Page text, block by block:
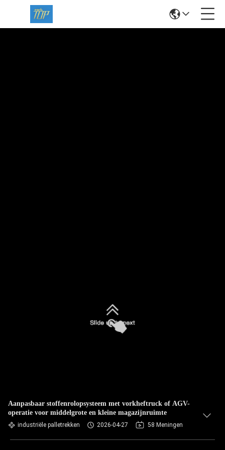
Aanpasbaar stoffenrolopsysteem met vorkheftruck of AGV-
operatie voor middelgrote en kleine magazijnruimte
industriële palletrekken 2026-04-27 58 Meningen